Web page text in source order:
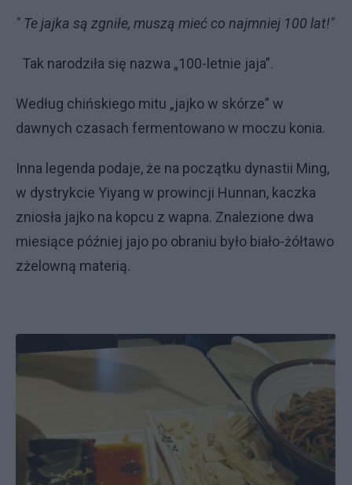
" Te jajka są zgniłe, muszą mieć co najmniej 100 lat!"
Tak narodziła się nazwa „100-letnie jaja”.
Według chińskiego mitu „jajko w skórze” w
dawnych czasach fermentowano w moczu konia.
Inna legenda podaje, że na początku dynastii Ming,
w dystrykcie Yiyang w prowincji Hunnan, kaczka
zniosła jajko na kopcu z wapna. Znalezione dwa
miesiące później jajo po obraniu było biało-żółtawo
zżelowną materią.